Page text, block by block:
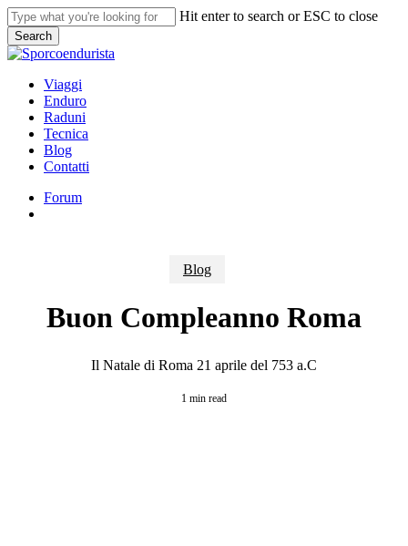
Skip
to
main
content
Hit enter to search or ESC to close
Search
Close
search
Menu
Viaggi
Enduro
Raduni
Tecnica
Blog
Contatti
Forum
Blog
Buon Compleanno Roma
Il Natale di Roma 21 aprile del 753 a.C
1 min read